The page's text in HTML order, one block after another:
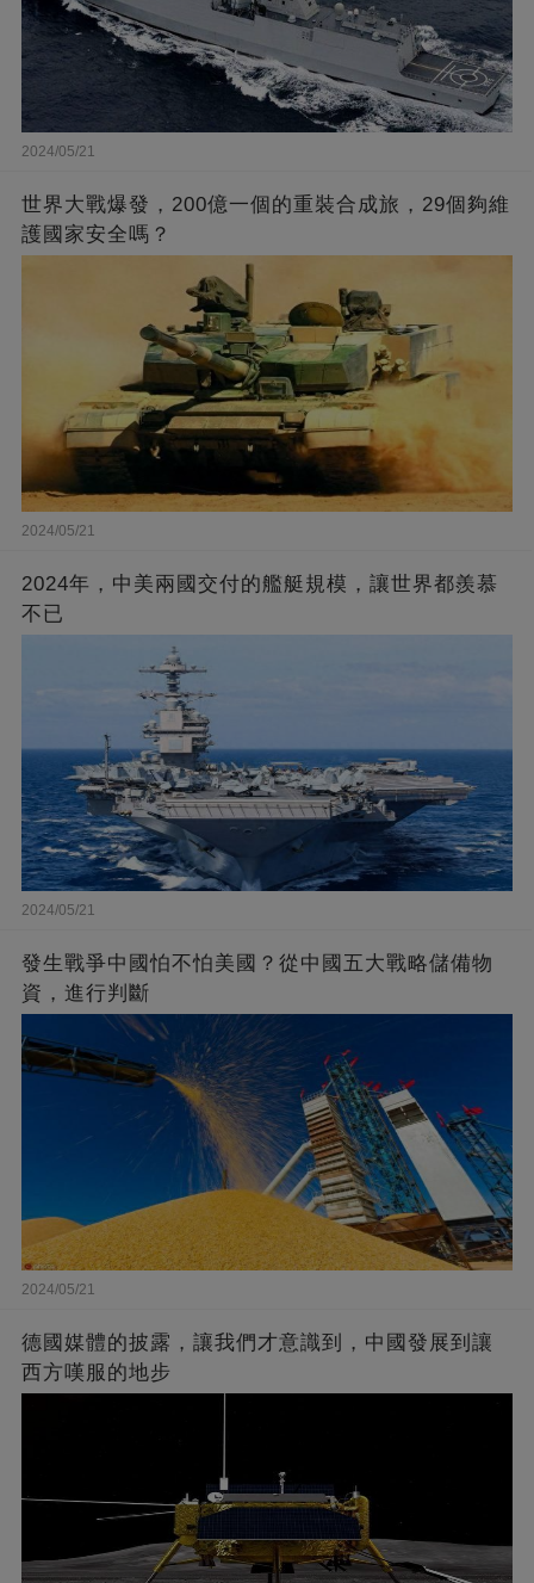
2024/05/21
世界大戰爆發，200億一個的重裝合成旅，29個夠維
護國家安全嗎？
2024/05/21
2024年，中美兩國交付的艦艇規模，讓世界都羨慕
不已
2024/05/21
發生戰爭中國怕不怕美國？從中國五大戰略儲備物
資，進行判斷
2024/05/21
德國媒體的披露，讓我們才意識到，中國發展到讓
西方嘆服的地步